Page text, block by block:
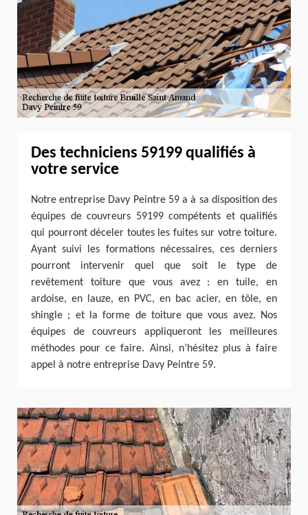
Des techniciens 59199 qualifiés à
votre service
Notre entreprise Davy Peintre 59 a à sa disposition des
équipes de couvreurs 59199 compétents et qualifiés
qui pourront déceler toutes les fuites sur votre toiture.
Ayant suivi les formations nécessaires, ces derniers
pourront intervenir quel que soit le type de
revêtement toiture que vous avez : en tuile, en
ardoise, en lauze, en PVC, en bac acier, en tôle, en
shingle ; et la forme de toiture que vous avez. Nos
équipes de couvreurs appliqueront les meilleures
méthodes pour ce faire. Ainsi, n’hésitez plus à faire
appel à notre entreprise Davy Peintre 59.